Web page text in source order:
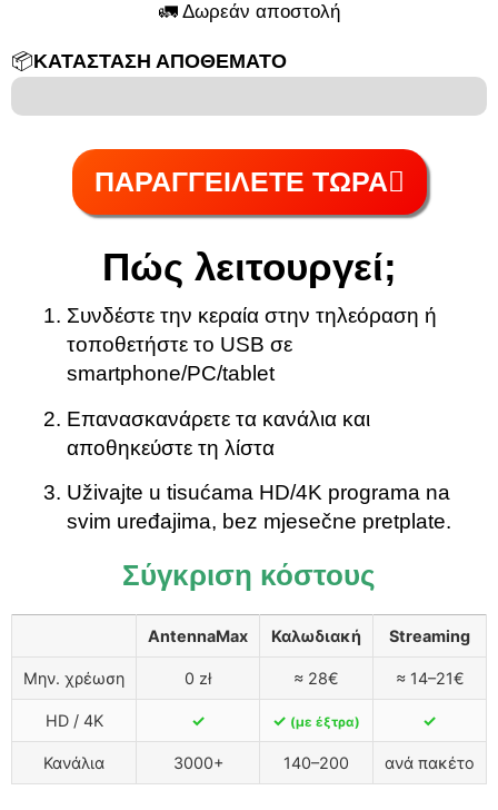
🚛 Δωρεάν αποστολή
📦ΚΑΤΑΣΤΑΣΗ ΑΠΟΘΕΜΑΤΟ
ΠΑΡΑΓΓΕΙΛΕΤΕ ΤΩΡΑ
Πώς λειτουργεί;
Συνδέστε την κεραία στην τηλεόραση ή
τοποθετήστε το USB σε
smartphone/PC/tablet
Επανασκανάρετε τα κανάλια και
αποθηκεύστε τη λίστα
Uživajte u tisućama HD/4K programa na
svim uređajima, bez mjesečne pretplate.
Σύγκριση κόστους
AntennaMax Καλωδιακή Streaming
Μην. χρέωση 0 zł ≈ 28€ ≈ 14–21€
HD / 4K ✓ ✓ (με έξτρα) ✓
Κανάλια 3000+ 140–200 ανά πακέτο